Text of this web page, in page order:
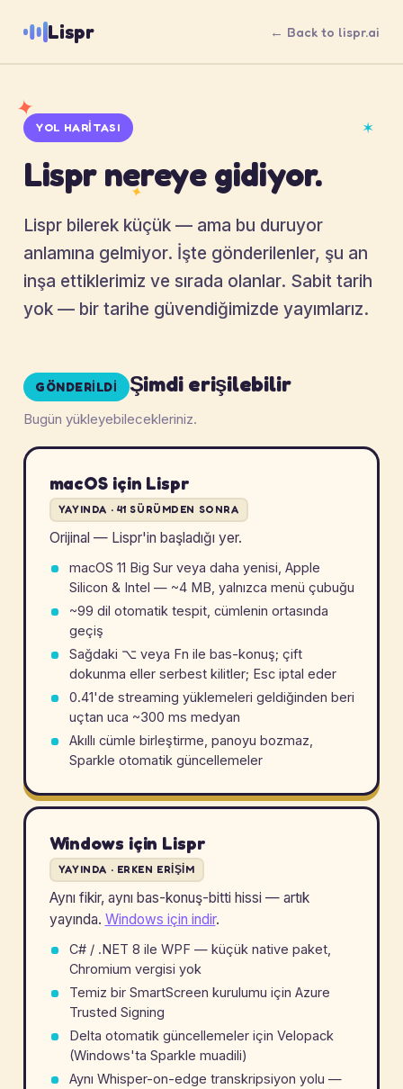
Lispr ← Back to lispr.ai
✦
✶
✦
YOL HARITASI
Lispr nereye gidiyor.
Lispr bilerek küçük — ama bu duruyor
anlamına gelmiyor. İşte gönderilenler, şu an
inşa ettiklerimiz ve sırada olanlar. Sabit tarih
yok — bir tarihe güvendiğimizde yayımlarız.
GÖNDERILDI Şimdi erişilebilir
Bugün yükleyebilecekleriniz.
macOS için Lispr
YAYINDA · 41 SÜRÜMDEN SONRA
Orijinal — Lispr'in başladığı yer.
macOS 11 Big Sur veya daha yenisi, Apple
Silicon & Intel — ~4 MB, yalnızca menü çubuğu
~99 dil otomatik tespit, cümlenin ortasında
geçiş
Sağdaki ⌥ veya Fn ile bas-konuş; çift
dokunma eller serbest kilitler; Esc iptal eder
0.41'de streaming yüklemeleri geldiğinden beri
uçtan uca ~300 ms medyan
Akıllı cümle birleştirme, panoyu bozmaz,
Sparkle otomatik güncellemeler
Windows için Lispr
YAYINDA · ERKEN ERIŞIM
Aynı fikir, aynı bas-konuş-bitti hissi — artık
yayında. Windows için indir.
C# / .NET 8 ile WPF — küçük native paket,
Chromium vergisi yok
Temiz bir SmartScreen kurulumu için Azure
Trusted Signing
Delta otomatik güncellemeler için Velopack
(Windows'ta Sparkle muadili)
Aynı Whisper-on-edge transkripsiyon yolu —